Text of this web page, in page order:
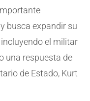
busca expandir su
el militar
una respuesta de
de Estado, Kurt